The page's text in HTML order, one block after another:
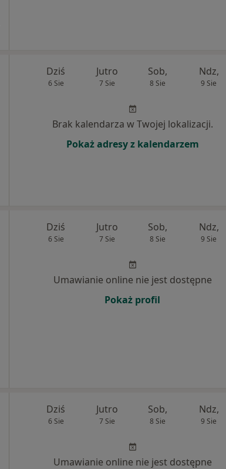
Dziś
6 Sie
Jutro
7 Sie
Sob,
8 Sie
Ndz,
9 Sie
Brak kalendarza w Twojej lokalizacji.
Pokaż adresy z kalendarzem
Dziś
6 Sie
Jutro
7 Sie
Sob,
8 Sie
Ndz,
9 Sie
Umawianie online nie jest dostępne
Pokaż profil
Dziś
6 Sie
Jutro
7 Sie
Sob,
8 Sie
Ndz,
9 Sie
Umawianie online nie jest dostępne